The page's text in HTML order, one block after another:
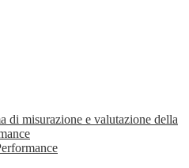
di misurazione e valutazione della